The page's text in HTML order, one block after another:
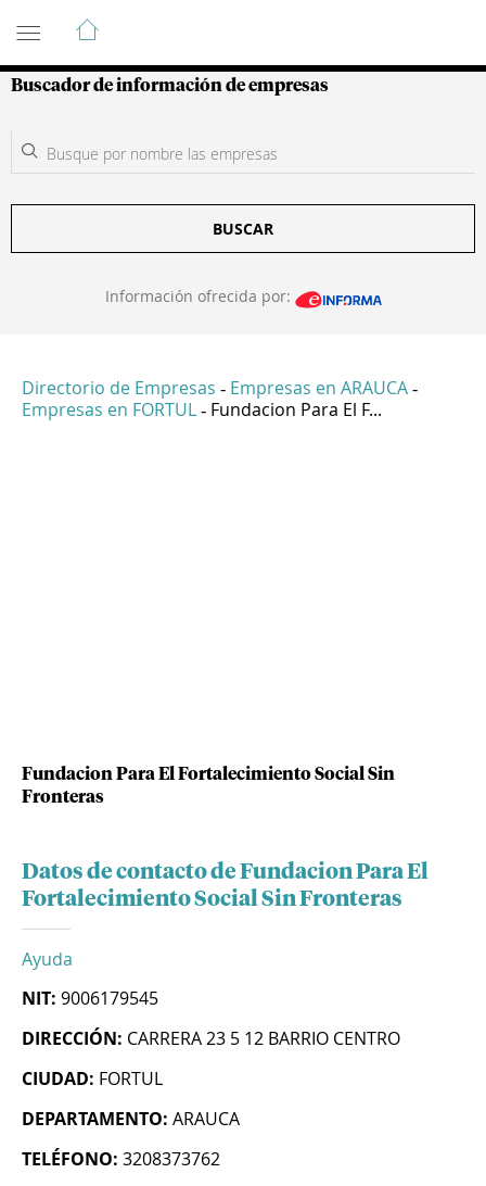
Guía de Empresas Colombianas
Buscador de información de empresas
BUSCAR
Información ofrecida por:
Directorio de Empresas - Empresas en ARAUCA -
Empresas en FORTUL - Fundacion Para El F...
Fundacion Para El Fortalecimiento Social Sin
Fronteras
Datos de contacto de Fundacion Para El
Fortalecimiento Social Sin Fronteras
Ayuda
NIT: 9006179545
DIRECCIÓN: CARRERA 23 5 12 BARRIO CENTRO
CIUDAD: FORTUL
DEPARTAMENTO: ARAUCA
TELÉFONO: 3208373762